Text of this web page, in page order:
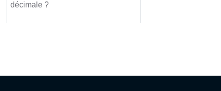
décimale ?